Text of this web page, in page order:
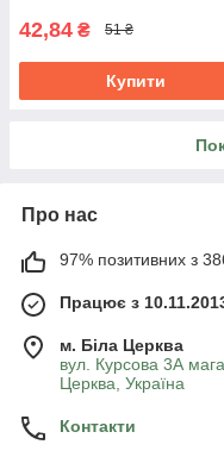
42,84 ₴ 51 ₴
Купити
Про нас
97% позитивних з
Працює з
м. Біла Церква
вул. Курсова 3А
Церква, Україна
Контакти